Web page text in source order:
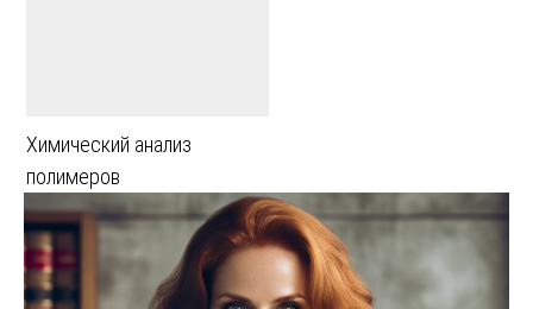
Химический анализ
полимеров